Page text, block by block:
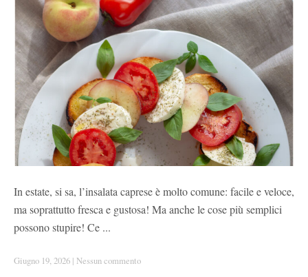
In estate, si sa, l’insalata caprese è molto comune: facile e veloce,
ma soprattutto fresca e gustosa! Ma anche le cose più semplici
possono stupire! Ce ...
Giugno 19, 2026 | Nessun commento